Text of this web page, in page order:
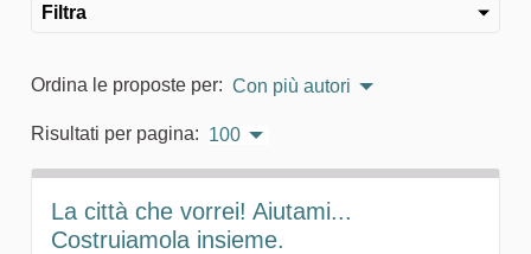
Filtra
Ordina le proposte per: Con più autori
Risultati per pagina: 100
La città che vorrei! Aiutami...
Costruiamola insieme.